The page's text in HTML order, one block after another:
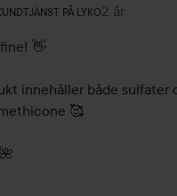
PÅ LYKO
roll: Kundtjänst på
2 år
👋
innehåller både sulfater
🥰